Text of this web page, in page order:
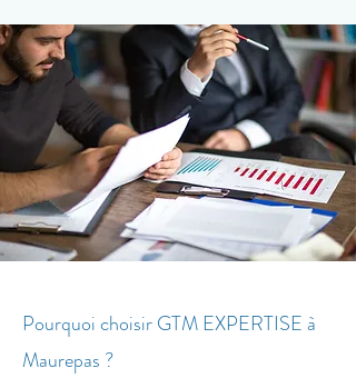
Pourquoi choisir GTM EXPERTISE à
Maurepas ?